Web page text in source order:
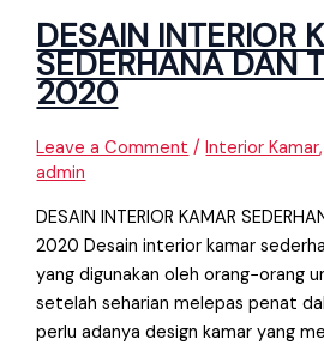
DESAIN INTERIOR
SEDERHANA DAN
2020
Leave a Comment /Interior Kamar
admin
DESAIN INTERIOR KAMAR
2020 Desain interior kamar
yang digunakan oleh orang−orang
setelah seharian melepas penat
perlu adanya design kamar yang